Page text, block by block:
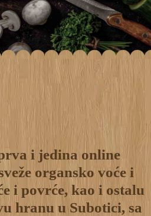
i jedina online
organsko voće i
i povrće, kao i ostalu
hranu u Subotici, sa